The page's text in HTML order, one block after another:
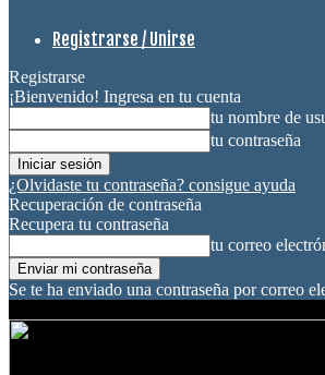
Registrarse / Unirse
Registrarse
¡Bienvenido! Ingresa en tu cuenta
tu nombre de
tu contraseña
¿Olvidaste tu contraseña? consigue ayuda
Recuperación de contraseña
Recupera tu contraseña
tu correo
Se te ha enviado una contraseña por correo